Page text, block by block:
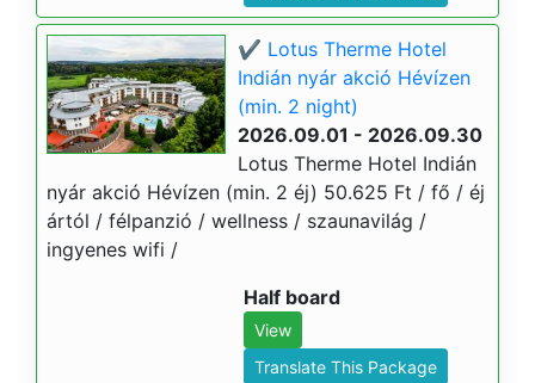
✔️ Lotus Therme Hotel
Indián nyár akció Hévízen
(min. 2 night)
2026.09.01 - 2026.09.30
Lotus Therme Hotel Indián
nyár akció Hévízen (min. 2 éj) 50.625 Ft / fő / éj
ártól / félpanzió / wellness / szaunavilág /
ingyenes wifi /
Half board
View
Translate This Package